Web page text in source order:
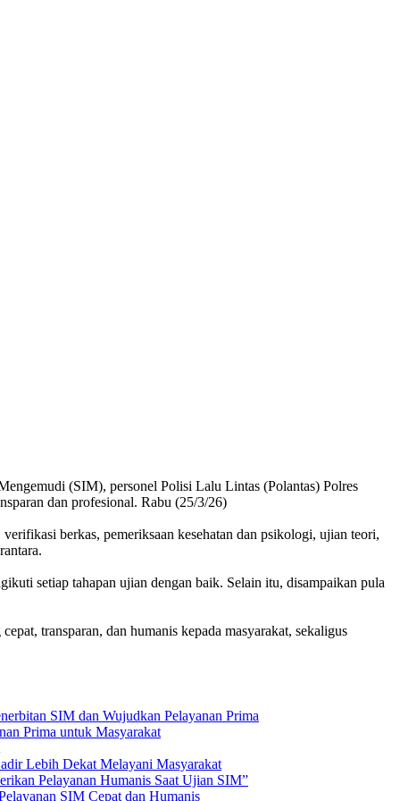
(SIM), personel Polisi Lalu Lintas (Polantas) Polres
dan profesional. Rabu (25/3/26)
berkas, pemeriksaan kesehatan dan psikologi, ujian teori,
setiap tahapan ujian dengan baik. Selain itu, disampaikan pula
transparan, dan humanis kepada masyarakat, sekaligus
SIM dan Wujudkan Pelayanan Prima
Prima untuk Masyarakat
Lebih Dekat Melayani Masyarakat
Pelayanan Humanis Saat Ujian SIM”
SIM Cepat dan Humanis